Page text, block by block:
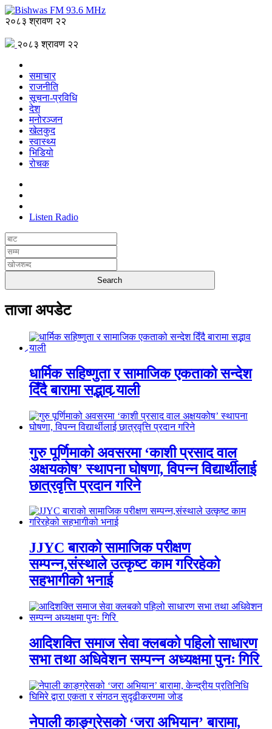
२०८३ श्रावण २२
२०८३ श्रावण २२
समाचार
राजनीति
सूचना-प्रविधि
देश
मनोरञ्जन
खेलकुद
स्वास्थ्य
भिडियो
रोचक
Listen Radio
ताजा अपडेट
धार्मिक सहिष्णुता र सामाजिक एकताको सन्देश
दिँदै बारामा सद्भाव र्‍याली
गुरु पूर्णिमाको अवसरमा ‘काशी प्रसाद वाल
अक्षयकोष’ स्थापना घोषणा, विपन्न विद्यार्थीलाई
छात्रवृत्ति प्रदान गरिने
JJYC बाराको सामाजिक परीक्षण
सम्पन्न,संस्थाले उत्कृष्ट काम गरिरहेको
सहभागीको भनाई
आदिशक्ति समाज सेवा क्लबको पहिलो साधारण
सभा तथा अधिवेशन सम्पन्न अध्यक्षमा पुनः गिरि
नेपाली काङ्ग्रेसको ‘जरा अभियान’ बारामा,